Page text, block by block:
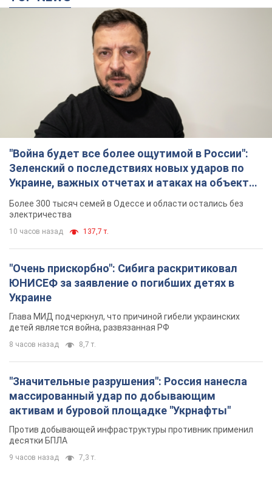
"Война будет все более ощутимой в России":
Зеленский о последствиях новых ударов по
Украине, важных отчетах и атаках на объекты
противника. Видео
Более 300 тысяч семей в Одессе и области остались без
электричества
10 часов назад 137,7 т.
"Очень прискорбно": Сибига раскритиковал
ЮНИСЕФ за заявление о погибших детях в
Украине
Глава МИД подчеркнул, что причиной гибели украинских
детей является война, развязанная РФ
8 часов назад 8,7 т.
"Значительные разрушения": Россия нанесла
массированный удар по добывающим
активам и буровой площадке "Укрнафты"
Против добывающей инфраструктуры противник применил
десятки БПЛА
9 часов назад 7,3 т.